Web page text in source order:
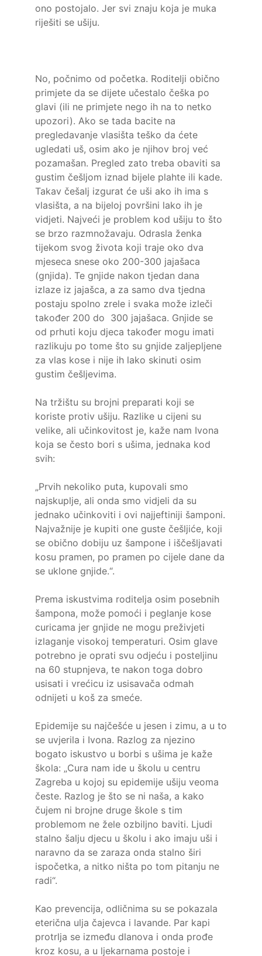
ono postojalo. Jer svi znaju koja je muka
riješiti se ušiju.
No, počnimo od početka. Roditelji obično
primjete da se dijete učestalo češka po
glavi (ili ne primjete nego ih na to netko
upozori). Ako se tada bacite na
pregledavanje vlasišta teško da ćete
ugledati uš, osim ako je njihov broj već
pozamašan. Pregled zato treba obaviti sa
gustim češljom iznad bijele plahte ili kade.
Takav češalj izgurat će uši ako ih ima s
vlasišta, a na bijeloj površini lako ih je
vidjeti. Najveći je problem kod ušiju to što
se brzo razmnožavaju. Odrasla ženka
tijekom svog života koji traje oko dva
mjeseca snese oko 200-300 jajašaca
(gnjida). Te gnjide nakon tjedan dana
izlaze iz jajašca, a za samo dva tjedna
postaju spolno zrele i svaka može izleči
također 200 do 300 jajašaca. Gnjide se
od prhuti koju djeca također mogu imati
razlikuju po tome što su gnjide zaljepljene
za vlas kose i nije ih lako skinuti osim
gustim češljevima.
Na tržištu su brojni preparati koji se
koriste protiv ušiju. Razlike u cijeni su
velike, ali učinkovitost je, kaže nam Ivona
koja se često bori s ušima, jednaka kod
svih:
„Prvih nekoliko puta, kupovali smo
najskuplje, ali onda smo vidjeli da su
jednako učinkoviti i ovi najjeftiniji šamponi.
Najvažnije je kupiti one guste češljiće, koji
se obično dobiju uz šampone i iščešljavati
kosu pramen, po pramen po cijele dane da
se uklone gnjide.“.
Prema iskustvima roditelja osim posebnih
šampona, može pomoći i peglanje kose
curicama jer gnjide ne mogu preživjeti
izlaganje visokoj temperaturi. Osim glave
potrebno je oprati svu odjeću i posteljinu
na 60 stupnjeva, te nakon toga dobro
usisati i vrećicu iz usisavača odmah
odnijeti u koš za smeće.
Epidemije su najčešće u jesen i zimu, a u to
se uvjerila i Ivona. Razlog za njezino
bogato iskustvo u borbi s ušima je kaže
škola: „Cura nam ide u školu u centru
Zagreba u kojoj su epidemije ušiju veoma
česte. Razlog je što se ni naša, a kako
čujem ni brojne druge škole s tim
problemom ne žele ozbiljno baviti. Ljudi
stalno šalju djecu u školu i ako imaju uši i
naravno da se zaraza onda stalno širi
ispočetka, a nitko ništa po tom pitanju ne
radi“.
Kao prevencija, odličnima su se pokazala
eterična ulja čajevca i lavande. Par kapi
protrlja se između dlanova i onda prođe
kroz kosu, a u ljekarnama postoje i